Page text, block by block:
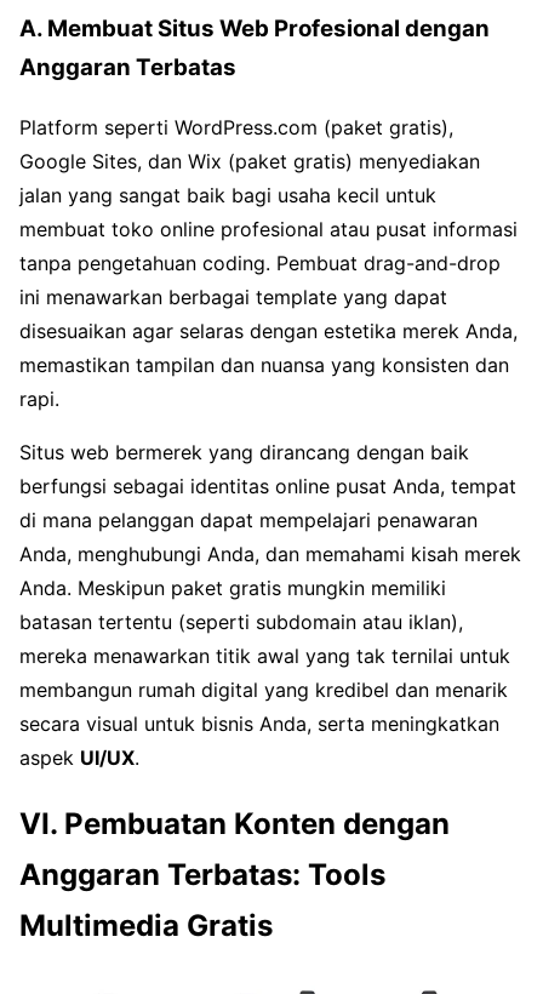
A. Membuat Situs Web Profesional dengan
Anggaran Terbatas
Platform seperti WordPress.com (paket gratis),
Google Sites, dan Wix (paket gratis) menyediakan
jalan yang sangat baik bagi usaha kecil untuk
membuat toko online profesional atau pusat informasi
tanpa pengetahuan coding. Pembuat drag-and-drop
ini menawarkan berbagai template yang dapat
disesuaikan agar selaras dengan estetika merek Anda,
memastikan tampilan dan nuansa yang konsisten dan
rapi.
Situs web bermerek yang dirancang dengan baik
berfungsi sebagai identitas online pusat Anda, tempat
di mana pelanggan dapat mempelajari penawaran
Anda, menghubungi Anda, dan memahami kisah merek
Anda. Meskipun paket gratis mungkin memiliki
batasan tertentu (seperti subdomain atau iklan),
mereka menawarkan titik awal yang tak ternilai untuk
membangun rumah digital yang kredibel dan menarik
secara visual untuk bisnis Anda, serta meningkatkan
aspek UI/UX.
VI. Pembuatan Konten dengan
Anggaran Terbatas: Tools
Multimedia Gratis